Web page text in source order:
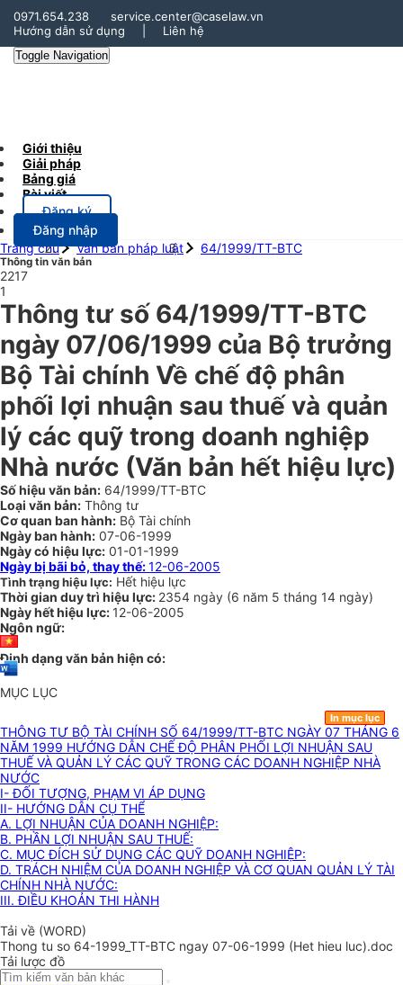
0971.654.238
service.center@caselaw.vn
Hướng dẫn sử dụng
Liên hệ
Toggle Navigation
Giới thiệu
Giải pháp
Bảng giá
Bài viết
Đăng ký
Đăng nhập
Trang chủ
Văn bản pháp luật 64/1999/TT-BTC
Thông tin văn bản
2217
1
Thông tư số 64/1999/TT-BTC
ngày 07/06/1999 của Bộ trưởng
Bộ Tài chính Về chế độ phân
phối lợi nhuận sau thuế và quản
lý các quỹ trong doanh nghiệp
Nhà nước (Văn bản hết hiệu lực)
Số hiệu văn bản: 64/1999/TT-BTC
Loại văn bản: Thông tư
Cơ quan ban hành: Bộ Tài chính
Ngày ban hành: 07-06-1999
Ngày có hiệu lực: 01-01-1999
Ngày bị bãi bỏ, thay thế:12-06-2005
Tình trạng hiệu lực: Hết hiệu lực
Thời gian duy trì hiệu lực: 2354 ngày (6 năm 5 tháng 14 ngày)
Ngày hết hiệu lực: 12-06-2005
Ngôn ngữ:
Định dạng văn bản hiện có:
MỤC LỤC
In mục lục
THÔNG TƯ BỘ TÀI CHÍNH SỐ 64/1999/TT-BTC NGÀY 07 THÁNG 6
NĂM 1999 HƯỚNG DẪN CHẾ ĐỘ PHÂN PHỐI LỢI NHUẬN SAU
THUẾ VÀ QUẢN LÝ CÁC QUỸ TRONG CÁC DOANH NGHIỆP NHÀ
NƯỚC
I- ĐỐI TƯỢNG, PHẠM VI ÁP DỤNG
II- HƯỚNG DẪN CỤ THỂ
A. LỢI NHUẬN CỦA DOANH NGHIỆP:
B. PHẦN LỢI NHUẬN SAU THUẾ:
C. MỤC ĐÍCH SỬ DỤNG CÁC QUỸ DOANH NGHIỆP:
D. TRÁCH NHIỆM CỦA DOANH NGHIỆP VÀ CƠ QUAN QUẢN LÝ TÀI
CHÍNH NHÀ NƯỚC:
III. ĐIỀU KHOẢN THI HÀNH
Tải về (WORD)
Thong tu so 64-1999_TT-BTC ngay 07-06-1999 (Het hieu luc).doc
Tải lược đồ